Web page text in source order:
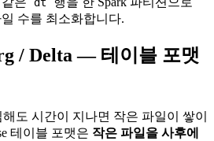
수를 최소화합니다.
/ Delta — 테이블 포맷
도 시간이 지나면 작은 파일이 쌓이
테이블 포맷은 작은 파일을 사후에